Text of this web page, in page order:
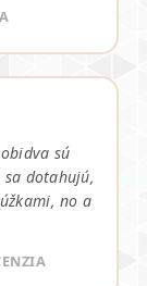
sú
dotahujú,
no a